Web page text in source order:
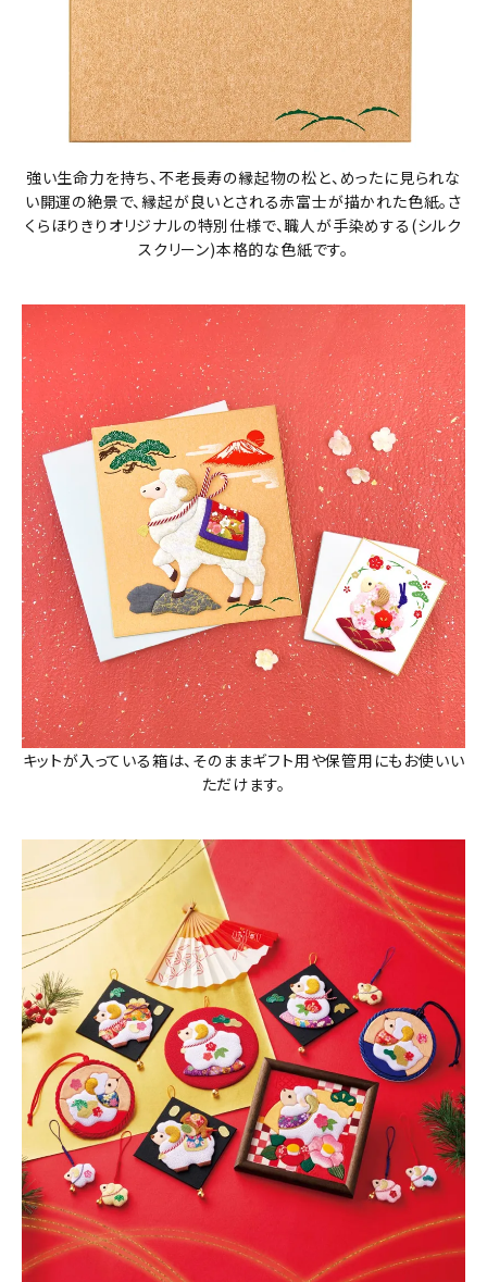
強い生命力を持ち、不老長寿の縁起物の松と、めったに見られな
い開運の絶景で、縁起が良いとされる赤富士が描かれた色紙。さ
くらほりきりオリジナルの特別仕様で、職人が手染めする(シルク
スクリーン)本格的な色紙です。
キットが入っている箱は、そのままギフト用や保管用にもお使いい
ただけます。